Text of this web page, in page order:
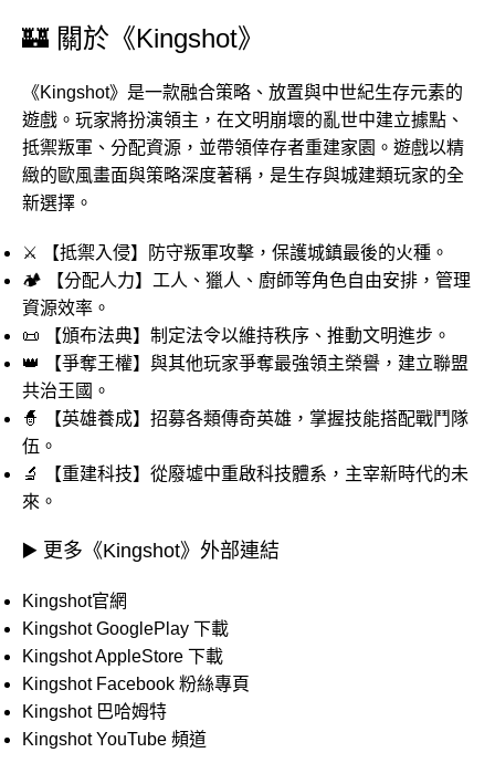
🏰 關於《Kingshot》
《Kingshot》是一款融合策略、放置與中世紀生存元素的
遊戲。玩家將扮演領主，在文明崩壞的亂世中建立據點、
抵禦叛軍、分配資源，並帶領倖存者重建家園。遊戲以精
緻的歐風畫面與策略深度著稱，是生存與城建類玩家的全
新選擇。
⚔️ 【抵禦入侵】防守叛軍攻擊，保護城鎮最後的火種。
🏕️ 【分配人力】工人、獵人、廚師等角色自由安排，管理
資源效率。
📜 【頒布法典】制定法令以維持秩序、推動文明進步。
👑 【爭奪王權】與其他玩家爭奪最強領主榮譽，建立聯盟
共治王國。
🧙 【英雄養成】招募各類傳奇英雄，掌握技能搭配戰鬥隊
伍。
🔬 【重建科技】從廢墟中重啟科技體系，主宰新時代的未
來。
▶️ 更多《Kingshot》外部連結
Kingshot官網
Kingshot GooglePlay 下載
Kingshot AppleStore 下載
Kingshot Facebook 粉絲專頁
Kingshot 巴哈姆特
Kingshot YouTube 頻道